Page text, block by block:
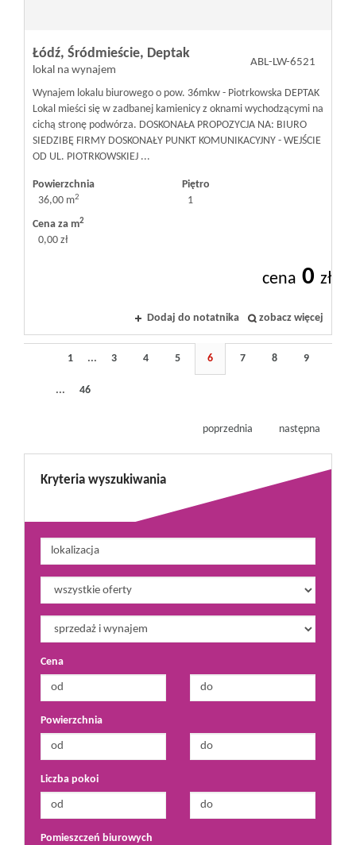
Łódź, Śródmieście, Deptak
lokal na wynajem
ABL-LW-6521
Wynajem lokalu biurowego o pow. 36mkw - Piotrkowska DEPTAK
Lokal mieści się w zadbanej kamienicy z oknami wychodzącymi na
cichą stronę podwórza. DOSKONAŁA PROPOZYCJA NA: BIURO
SIEDZIBĘ FIRMY DOSKONAŁY PUNKT KOMUNIKACYJNY - WEJŚCIE
OD UL. PIOTRKOWSKIEJ ...
Powierzchnia
36,00 m2
Piętro
1
Cena za m2
0,00 zł
cena 0 zł
Dodaj do notatnika zobacz więcej
1 ... 3 4 5 6 7 8 9
... 46
poprzednia następna
Kryteria wyszukiwania
Cena
Powierzchnia
Liczba pokoi
Pomieszczeń biurowych